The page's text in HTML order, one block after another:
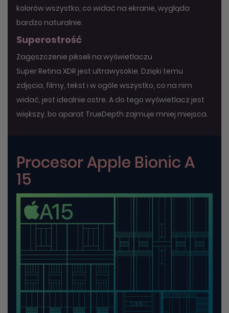
kolorów wszystko, co widać na ekranie, wygląda
bardzo naturalnie.
Superostrość
Zagęszczenie pikseli na wyświetlaczu
Super Retina XDR jest ultrawysokie. Dzięki temu
zdjęcia, filmy, tekst i w ogóle wszystko, co na nim
widać, jest idealnie ostre. A do tego wyświetlacz jest
większy, bo aparat TrueDepth zajmuje mniej miejsca.
Procesor Apple Bionic A
15